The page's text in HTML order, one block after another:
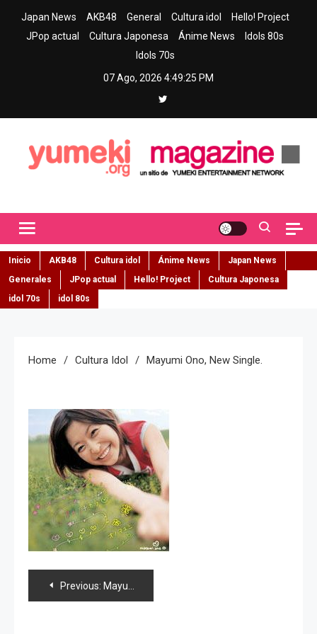
Japan News AKB48 General Cultura idol
Hello! Project
JPop actual
Cultura Japonesa Ánime News
Idols 80s
Idols 70s
07 Ago, 2026 4:49:26 PM
Inicio AKB48 Cultura idol Ánime News
Japan News
Generales
JPop actual Hello! Project
Cultura Japonesa
idol 70s
idol 80s
Home Cultura Idol Mayumi Ono, New Single.
Navegación
Previous: Mayumi Ono, new single.